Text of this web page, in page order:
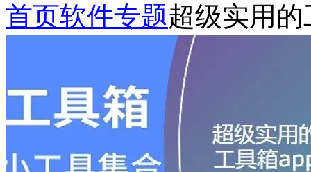
首页软件专题超级实用的